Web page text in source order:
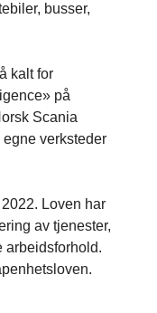
busser,
kalt for
på
Scania
verksteder
Loven har
av tjenester,
arbeidsforhold.